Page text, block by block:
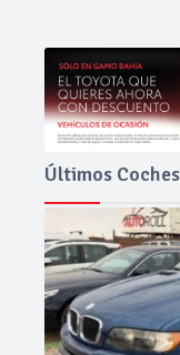
Últimos Coches